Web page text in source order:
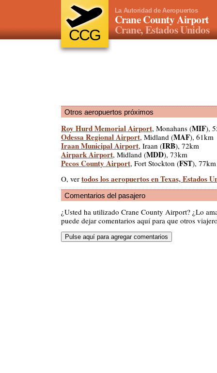
CCG
La Autoridad de Aeropuertos
Crane County Airport
Crane, Estados Unidos
Otros aeropuertos próximos
Roy Hurd Memorial Airport, Monahans (MIF),
Odessa Regional Airport, Midland (MAF), 61km
Iraan Municipal Airport, Iraan (IRB), 72km
Airpark Airport, Midland (MDD), 73km
Pecos County Airport, Fort Stockton (FST), 77km
O, ver todos los aeropuertos en Texas, Estados
Comentarios del pasajero
¿Usted ha utilizado Crane County Airport? ¿Lo
puede dejar comentarios aquí para que otros